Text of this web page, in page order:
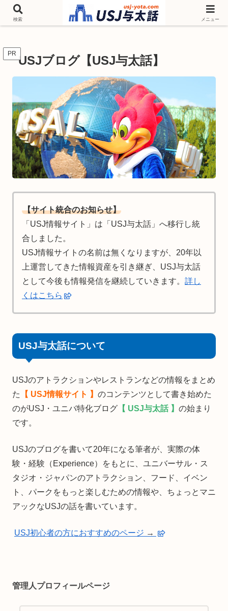
チケットやシーズンイベント ニンテンドーワールド アトラクションなどユニ
バを歩いて情報収集しています
PR USJブログ【USJ与太話】
【サイト統合のお知らせ】
「USJ情報サイト」は「USJ与太話」へ移行し統
合しました。
USJ情報サイトの名前は無くなりますが、20年以
上運営してきた情報資産を引き継ぎ、USJ与太話
として今後も情報発信を継続していきます。 詳し
くはこちら
USJ与太話について
USJのアトラクションやレストランなどの情報をまとめ
た
【 USJ情報サイト 】 のコンテンツとして書き始めた
のがUSJ・ユニバ特化ブログ 【 USJ与太話 】 の始まり
です。
USJのブログを書いて20年になる筆者が、実際の体
験・経験（Experience）をもとに、ユニバーサル・ス
タジオ・ジャパンのアトラクション、フード、イベン
ト、パークをもっと楽しむための情報や、ちょっとマニ
アックなUSJの話を書いています。
USJ初心者の方におすすめのページ →
管理人プロフィールページ
検索 メニュー